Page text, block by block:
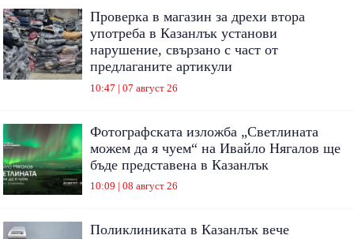
Проверка в магазин за дрехи втора
употреба в Казанлък установи
нарушение, свързано с част от
предлаганите артикули
10:47 | 07 август 26
Фотографската изложба „Светлината
можем да я чуем“ на Ивайло Нягалов ще
бъде представена в Казанлък
10:09 | 08 август 26
Поликлиниката в Казанлък вече